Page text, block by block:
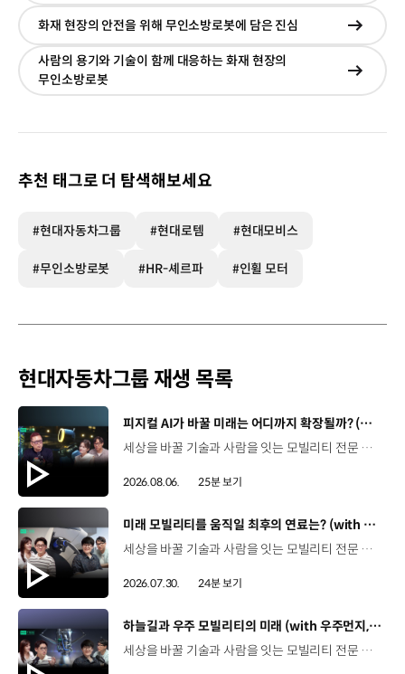
이동
화재 현장의 안전을 위해 무인소방로봇에 담은 진심
현재
이동
사람의 용기와 기술이 함께 대응하는 화재 현장의
무인소방로봇
현재
이동
추천 태그로 더 탐색해보세요
#현대자동차그룹 #현대로템 #현대모비스
#무인소방로봇 #HR-셰르파 #인휠 모터
현대자동차그룹 재생 목록
[동영상]
피지컬 AI가 바꿀 미래는 어디까지 확장될까? (with 카이스트 김대식 교수) | 현대진행형 팟캐스트 EP. 22
세상을 바꿀 기술과 사람을 잇는 모빌리티 전문 팟캐스트, 현대진행형. 🔊과학커뮤니케이터 이독실, 여도은 앵커‬,그리고 카이스트 김대식 교수와 함께했습니다. 이제는 AI가 물건을 옮기고, 사람을 돕고, 함께 일하는 시대! 스물두 번째 에피소드에서는 몸을 가진 AI, ‘피지컬 AI’를 주제로휴머노이드가 사람을 닮은 이유부터 산업과 일상에 가져올 변화,그리고 현대자동차그룹이 준비하는 피지컬 AI의 미래까지 이야기합니다. 화면 밖을 나와 몸을 갖게 된 AI, 우리의 일상은 어떻게 달라질까요?현대진행형 22편에서 확인해 보세요. 현대진행형 팟빵 ▶현대진행형 애플 팟캐스트 ▶현대진행형 스포티파이 ▶ 00:00 하이라이트00:37 출연진 소개01:00 몸을 가진 AI, 피지컬 AI란?01:31 10년 만에 달라진 휴머노이드 기술02:42 도구로 능력을 확장해 온 인간04:51 인간의 의지까지 확장하는 AI05:30 휴머노이드는 왜 사람을 닮았을까?07:18 휴머노이드 개발에 남은 가장 큰 과제07:31 인간의 손과 다른 아틀라스의 손08:36 피지컬 AI가 가장 먼저 필요한 분야09:32 AI 시대, 노동의 의미는 달라질까?12:13 아직 1%도 시작하지 않은 피지컬 AI16:28 현대자동차그룹이 준비해 온 피지컬 AI17:31 미래 모빌리티는 어떤 모습일까?19:14 현대자동차그룹이 가진 풀스택 경쟁력20:10 피지컬 AI의 성능을 결정하는 모션 데이터22:49 휴머노이드와 함께 일하는 시대23:51 클로징 *본 영상에 포함된 참여자의 의견은 현대자동차그룹의 공식 입장과 다를 수 있습니다. #현대자동차그룹 #현대진행형 #모빌리티팟캐스트 #피지컬AI #휴머노이드 #보스턴다이나믹스 #아틀라스 #미래모빌리티 #모빌리티 #팟캐스트
2026.08.06. 25분 보기
[동영상]
미래 모빌리티를 움직일 최후의 연료는? (with 우주먼지, 항성) | 현대진행형 팟캐스트 EP. 21
세상을 바꿀 기술과 사람을 잇는 모빌리티 전문 팟캐스트, 현대진행형. 🔊 과학커뮤니케이터 이독실, 여도은 앵커,그리고 천문학자 우주먼지, 과학커뮤니케이터 항성과 함께했습니다. 휘발유부터 전기차, 수소전기차, 하이브리드까지미래 모빌리티를 움직일 연료는 무엇일까요? 스물한 번째 에피소드에서는 자동차의 '연료'를 주제로다양한 에너지가 만들어갈 미래 모빌리티 라이프스타일을 이야기합니다. 연료가 바뀌면 자동차도, 우리의 이동 방식도 달라지지 않을까요?현대진행형 21편에서 확인해 보세요. 현대진행형 팟빵▶ 현대진행형 애플 팟캐스트▶현대진행형 스포티파이▶ 00:00 하이라이트00:21 인트로 / 자기소개00:58 자동차의 성격, 무엇으로 결정될까?03:38 연료란, 자동차의 성격을 결정하는 DNA04:24 휘발유는 어떻게 연료 경쟁에서 살아남았을까06:09 휘발유의 과거와 현재, 유연휘발유 속 납성분07:02 지구를 납으로 오염시키던 유연휘발유가 사라진 이유08:47 달리는 전자제품이 된 자동차, SDV 시대로의 전환09:46 '기계공학' 시스템에서 '소프트웨어'로 변화하는 모빌리티11:18 친환경차 시대가 오기까지의 기술적 과제11:43 전기차 배터리가 풀어야 할 숙제12:25 배터리를 관리하는 BMS 기술13:51 수소전기차, 인프라가 먼저일까 수요가 먼저일까?14:23 수소가 청정 연료로 주목받는 이유15:08 우주에서 가장 흔한 원소, 수소 생산과 운송의 현실적인 과제16:49 수소가 필요한 모빌리티는 따로 있다18:21 하이브리드가 대세인 시대, 그 이유는? 19:26 하이브리드는 연료 과도기를 견디게 해주는 기술21:44 전기·수소·하이브리드를 함께 준비하는 멀티 파워트레인 전략이란?23:30 클로징 *본 영상에 포함된 참여자의 의견은 현대자동차그룹의 공식 입장과 다를 수 있습니다. #현대자동차그룹 #현대진행형 #모빌리티팟캐스트 #전기차 #수소전기차 #연료 #에너지 #미래모빌리티 #모빌리티 #팟캐스트
2026.07.30. 24분 보기
[동영상]
하늘길과 우주 모빌리티의 미래 (with 우주먼지, 항성) | 현대진행형 팟캐스트 EP. 20
세상을 바꿀 기술과 사람을 잇는 모빌리티 전문 팟캐스트, 현대진행형. 🔊 과학커뮤니케이터 이독실, 여도은 앵커,그리고 천문학자 우주먼지, 과학커뮤니케이터 항성과 함께했습니다. 우주정거장을 거쳐 뉴욕으로 향하는 미래를 상상해본 적 있나요?스무 번째 에피소드에서는 하늘 위 교통 체계와 이동 수단의 모습,그리고 지상을 넘어 우주로 확장되는 모빌리티의 가능성까지 살펴봅니다. 하늘길이 열리면 우리의 일상은 어떻게 달라질지,현대진행형 20편에서 확인해 보세요. 현대진행형 팟빵▶현대진행형 애플 팟캐스트▶현대진행형 스포티파이▶ 00:00 하이라이트00:24 인트로 / 자기소개00:47 하늘길의 교통은 어떻게 다를까02:33 하늘의 교통 관제 시스템03:10 하늘을 나는 자동차의 모습은?05:10 미래 하늘길의 동력원과 연료06:42 휘발유 대신 항공유가 쓰일 가능성07:18 자동차에서 모빌리티로의 변화08:13 하늘길 시대의 도로와 도시10:02 우주 모빌리티는 어디까지 가능할까12:18 우주를 경험하는 미래12:57 우주로 확장되는 모빌리티13:30 하늘과 우주에서 좋은 차의 기준은?14:54 우주 관광은 누구나 가능할까16:35 현대로템과 한국 우주 산업의 미래18:37 미래 모빌리티가 바꿀 우리의 일상 *본 영상에 포함된 참여자의 의견은 현대자동차그룹의 공식 입장과 다를 수 있습니다. #현대자동차그룹 #현대진행형 #모빌리티팟캐스트 #UAM #스카이모빌리티 #하늘길 #자율주행 #우주 #우주항공 #모빌리티 #팟캐스트